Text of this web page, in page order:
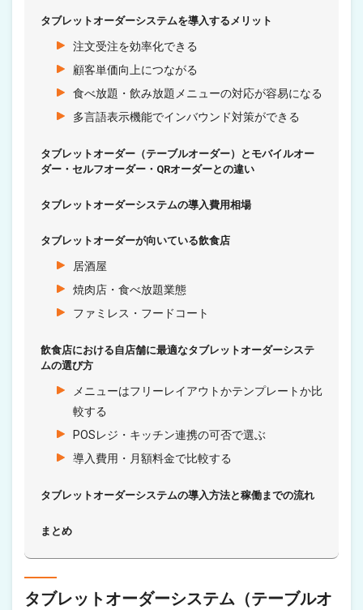
タブレットオーダーシステムを導入するメリット
注文受注を効率化できる
顧客単価向上につながる
食べ放題・飲み放題メニューの対応が容易になる
多言語表示機能でインバウンド対策ができる
タブレットオーダー（テーブルオーダー）とモバイルオー
ダー・セルフオーダー・QRオーダーとの違い
タブレットオーダーシステムの導入費用相場
タブレットオーダーが向いている飲食店
居酒屋
焼肉店・食べ放題業態
ファミレス・フードコート
飲食店における自店舗に最適なタブレットオーダーシステ
ムの選び方
メニューはフリーレイアウトかテンプレートか比
較する
POSレジ・キッチン連携の可否で選ぶ
導入費用・月額料金で比較する
タブレットオーダーシステムの導入方法と稼働までの流れ
まとめ
タブレットオーダーシステム（テーブルオ